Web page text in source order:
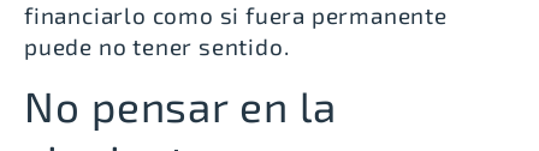
financiarlo como si fuera permanente
puede no tener sentido.
No pensar en la